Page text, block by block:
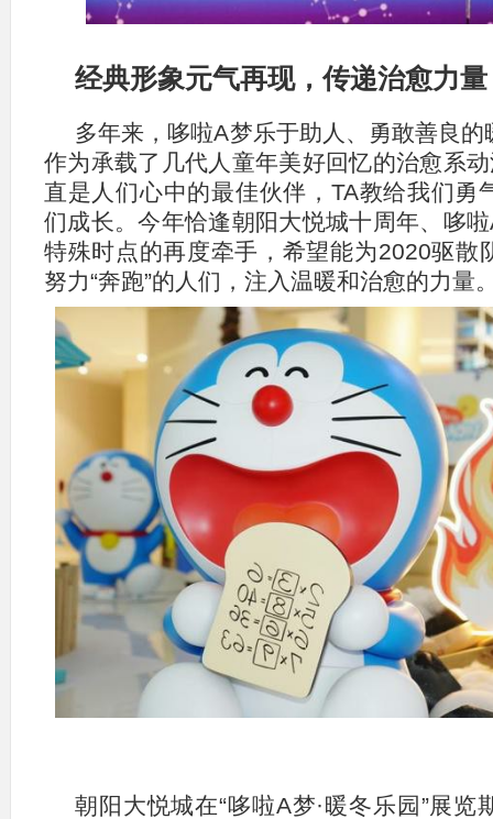
经典形象元气再现，传递治愈力量
多年来，哆啦A梦乐于助人、勇敢善良
作为承载了几代人童年美好回忆的治愈系
直是人们心中的最佳伙伴，TA教给我们勇
们成长。今年恰逢朝阳大悦城十周年、哆
特殊时点的再度牵手，希望能为2020驱散
努力“奔跑”的人们，注入温暖和治愈的力量
朝阳大悦城在“哆啦A梦·暖冬乐园”展览